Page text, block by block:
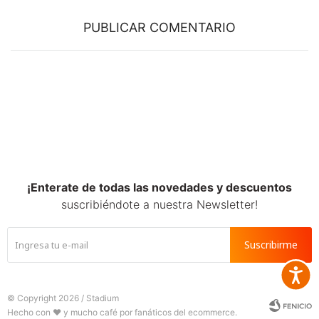
PUBLICAR COMENTARIO
¡Enterate de todas las novedades y descuentos
suscribiéndote a nuestra Newsletter!
Suscribirme
© Copyright 2026 / Stadium
      